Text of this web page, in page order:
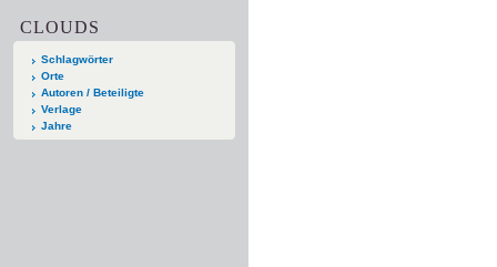
CLOUDS
Schlagwörter
Orte
Autoren / Beteiligte
Verlage
Jahre